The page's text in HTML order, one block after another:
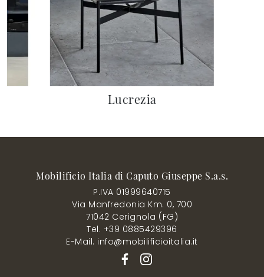
Lucrezia
Mobilificio Italia di Caputo Giuseppe S.a.s.
P.IVA 01999640715
Via Manfredonia Km. 0, 700
71042 Cerignola (FG)
Tel. +39 0885429396
E-Mail. info@mobilificioitalia.it